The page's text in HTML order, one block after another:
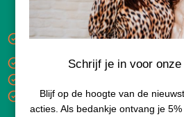
Keuze uit gratis luxe sample
Gratis verzending vanaf €100,-
Bezorgd met PostNL
Schrijf je in voor
Blijf op de hoogte van de
acties. Als bedankje ontvang je